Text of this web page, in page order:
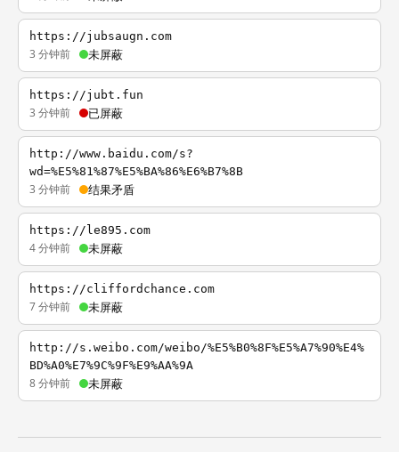
https://jubsaugn.com
3 分钟前 未屏蔽
https://jubt.fun
3 分钟前 已屏蔽
http://www.baidu.com/s?
wd=%E5%81%87%E5%BA%86%E6%B7%8B
3 分钟前 结果矛盾
https://le895.com
4 分钟前 未屏蔽
https://cliffordchance.com
7 分钟前 未屏蔽
http://s.weibo.com/weibo/%E5%B0%8F%E5%A7%90%E4%
BD%A0%E7%9C%9F%E9%AA%9A
8 分钟前 未屏蔽